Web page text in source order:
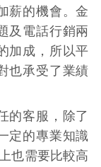
薪的機會。金
及電話行銷兩
加成，所以平
也承受了業績
的客服，除了
定的專業知識
也需要比較高